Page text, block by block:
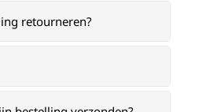
retourneren?